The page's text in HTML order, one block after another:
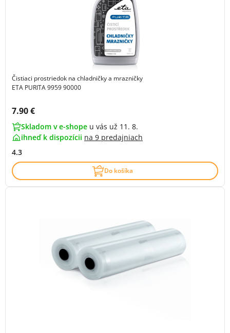
Čistiaci prostriedok na chladničky a mrazničky
ETA PURITA 9959 90000
Cena s DPH:
7.90 €
Skladom v e-shope u vás už 11. 8.
ihneď k dispozícii na 9 predajniach
4.3
Do košíka